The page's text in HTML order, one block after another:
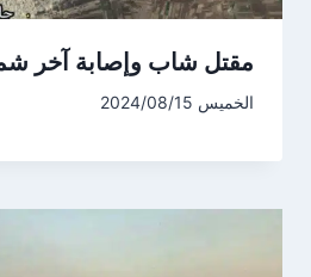
مقتل شاب وإصابة آخر
الخميس 2024/08/15